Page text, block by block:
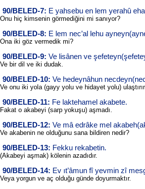
90/BELED-7: E yahsebu en lem yerahû
Onu hiç kimsenin görmediğini mi sanıyor?
90/BELED-8: E lem nec’al lehu
Ona iki göz vermedik mi?
90/BELED-9: Ve lisânen ve
Ve bir dil ve iki dudak.
90/BELED-10: Ve hedeynâhun
Ve onu iki yola (gayy yolu ve hidayet yolu)
90/BELED-11: Fe laktehamel akabete.
Fakat o akabeyi (sarp yokuşu) aşmadı.
90/BELED-12: Ve mâ edrâke mel
Ve akabenin ne olduğunu sana bildiren nedir?
90/BELED-13: Fekku rekabetin.
(Akabeyi aşmak) kölenin azadıdır.
90/BELED-14: Ev ıt’âmun fî yevmin zî
Veya yorgun ve aç olduğu günde doyurmaktır.